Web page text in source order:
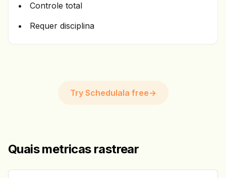
Controle total
Requer disciplina
Try Schedulala free→
Quais metricas rastrear